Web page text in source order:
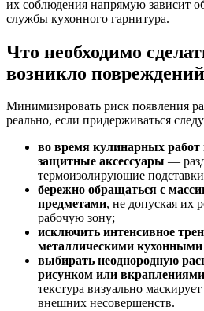
их соблюдения напрямую зависит
службы кухонного гарнитура.
Что необходимо
возникло
Минимизировать риск появления
реально, если придерживаться
во время кулинарных работ
защитные аксессуары —
термоизолирующие
бережно обращаться с
предметами, не допуская их
рабочую зону;
исключить интенсивное
металлическими
выбирать неоднородную
рисунком или вкраплениями
текстура визуально
внешних несовершенств.